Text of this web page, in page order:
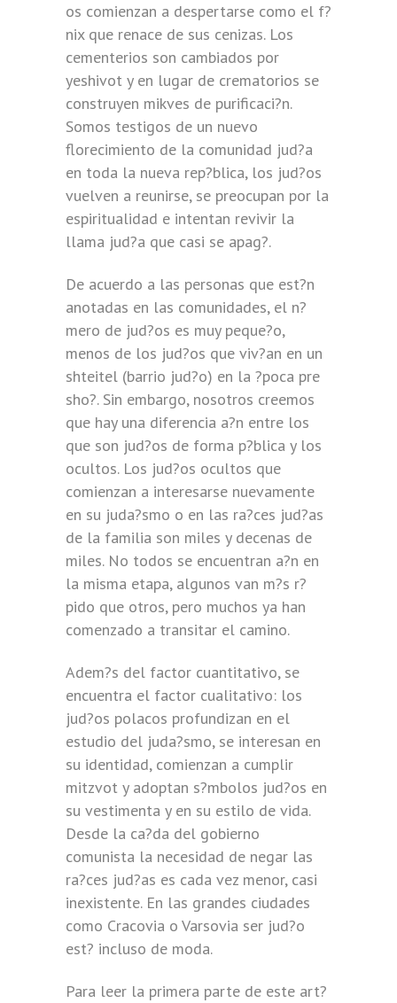
os comienzan a despertarse como el f?
nix que renace de sus cenizas. Los
cementerios son cambiados por
yeshivot y en lugar de crematorios se
construyen mikves de purificaci?n.
Somos testigos de un nuevo
florecimiento de la comunidad jud?a
en toda la nueva rep?blica, los jud?os
vuelven a reunirse, se preocupan por la
espiritualidad e intentan revivir la
llama jud?a que casi se apag?.
De acuerdo a las personas que est?n
anotadas en las comunidades, el n?
mero de jud?os es muy peque?o,
menos de los jud?os que viv?an en un
shteitel (barrio jud?o) en la ?poca pre
sho?. Sin embargo, nosotros creemos
que hay una diferencia a?n entre los
que son jud?os de forma p?blica y los
ocultos. Los jud?os ocultos que
comienzan a interesarse nuevamente
en su juda?smo o en las ra?ces jud?as
de la familia son miles y decenas de
miles. No todos se encuentran a?n en
la misma etapa, algunos van m?s r?
pido que otros, pero muchos ya han
comenzado a transitar el camino.
Adem?s del factor cuantitativo, se
encuentra el factor cualitativo: los
jud?os polacos profundizan en el
estudio del juda?smo, se interesan en
su identidad, comienzan a cumplir
mitzvot y adoptan s?mbolos jud?os en
su vestimenta y en su estilo de vida.
Desde la ca?da del gobierno
comunista la necesidad de negar las
ra?ces jud?as es cada vez menor, casi
inexistente. En las grandes ciudades
como Cracovia o Varsovia ser jud?o
est? incluso de moda.
Para leer la primera parte de este art?